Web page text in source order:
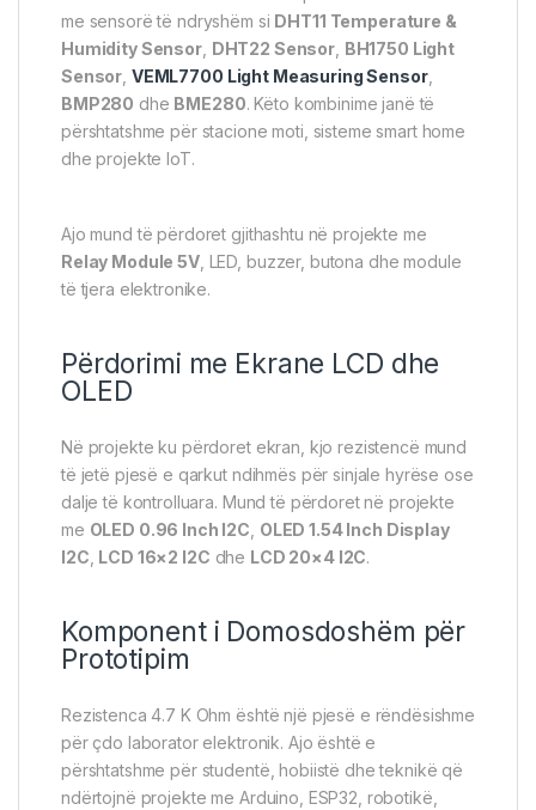
me sensorë të ndryshëm si DHT11 Temperature &
Humidity Sensor, DHT22 Sensor, BH1750 Light
Sensor, VEML7700 Light Measuring Sensor,
BMP280 dhe BME280. Këto kombinime janë të
përshtatshme për stacione moti, sisteme smart home
dhe projekte IoT.
Ajo mund të përdoret gjithashtu në projekte me
Relay Module 5V, LED, buzzer, butona dhe module
të tjera elektronike.
Përdorimi me Ekrane LCD dhe
OLED
Në projekte ku përdoret ekran, kjo rezistencë mund
të jetë pjesë e qarkut ndihmës për sinjale hyrëse ose
dalje të kontrolluara. Mund të përdoret në projekte
me OLED 0.96 Inch I2C, OLED 1.54 Inch Display
I2C, LCD 16×2 I2C dhe LCD 20×4 I2C.
Komponent i Domosdoshëm për
Prototipim
Rezistenca 4.7 K Ohm është një pjesë e rëndësishme
për çdo laborator elektronik. Ajo është e
përshtatshme për studentë, hobiistë dhe teknikë që
ndërtojnë projekte me Arduino, ESP32, robotikë,